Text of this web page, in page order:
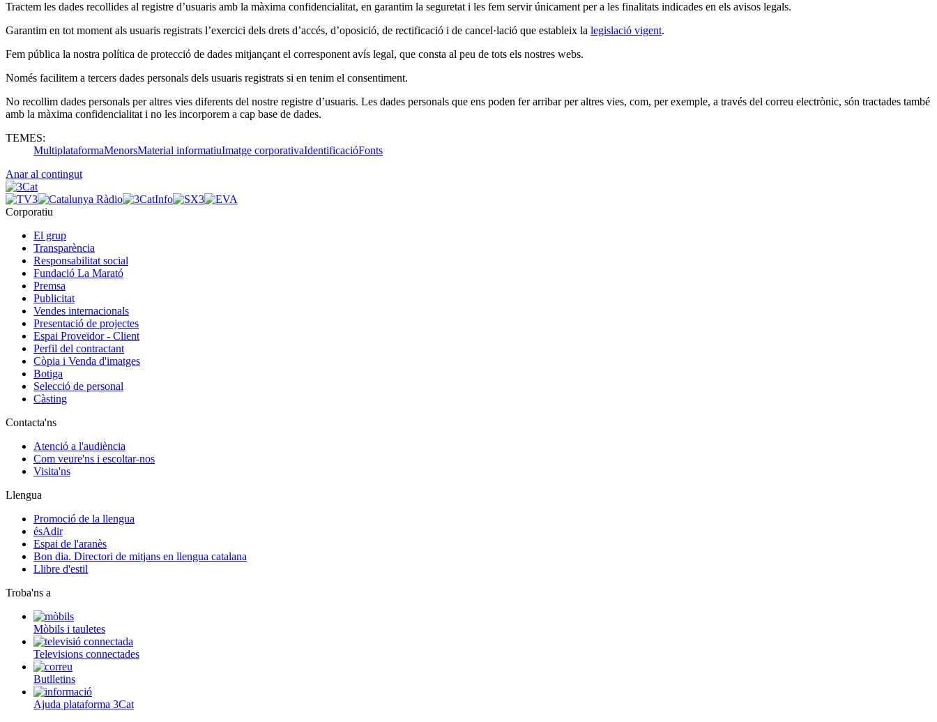
Tractem les dades recollides al registre d’usuaris amb la màxima confidencialitat, en garantim la seguretat i les fem servir únicament per a les finalitats indicades en els avisos legals.
Garantim en tot moment als usuaris registrats l’exercici dels drets d’accés, d’oposició, de rectificació i de cancel·lació que estableix la legislació vigent.
Fem pública la nostra política de protecció de dades mitjançant el corresponent avís legal, que consta al peu de tots els nostres webs.
Només facilitem a tercers dades personals dels usuaris registrats si en tenim el consentiment.
No recollim dades personals per altres vies diferents del nostre registre d’usuaris. Les dades personals que ens poden fer arribar per altres vies, com, per exemple, a través del correu electrònic, són tractades també
amb la màxima confidencialitat i no les incorporem a cap base de dades.
TEMES:
MultiplataformaMenorsMaterial informatiuImatge corporativaIdentificacióFonts
Anar al contingut
Corporatiu
El grup
Transparència
Responsabilitat social
Fundació La Marató
Premsa
Publicitat
Vendes internacionals
Presentació de projectes
Espai Proveïdor - Client
Perfil del contractant
Còpia i Venda d'imatges
Botiga
Selecció de personal
Càsting
Contacta'ns
Atenció a l'audiència
Com veure'ns i escoltar-nos
Visita'ns
Llengua
Promoció de la llengua
ésAdir
Espai de l'aranès
Bon dia. Directori de mitjans en llengua catalana
Llibre d'estil
Troba'ns a
Mòbils i tauletes
Televisions connectades
Butlletins
Ajuda plataforma 3Cat